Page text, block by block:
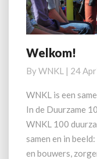
Welkom!
Welkom!
ByWNKL | 24
WNKL is een
In de Duurzame
WNKL 100
samen en in
en bouwers,